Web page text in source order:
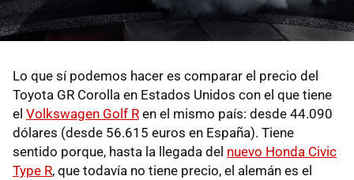
Lo que sí podemos hacer es comparar el precio del
Toyota GR Corolla en Estados Unidos con el que tiene
el Volkswagen Golf R en el mismo país: desde 44.090
dólares (desde 56.615 euros en España). Tiene
sentido porque, hasta la llegada del nuevo Honda Civic
Type R, que todavía no tiene precio, el alemán es el